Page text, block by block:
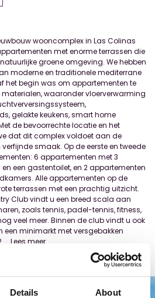
Details About
wooncomplex in Las Colinas
met enorme terrassen die
groene omgeving. We hebben
moderne en traditionele mediterrane
het begin was om appartementen te
waaronder vloerverwarming
gelakte keukens, smart home
de bevoorrechte locatie en het
dat dit complex voldoet aan de
smaak. Op de eerste en tweede
6 appartementen met 3
een gastentoilet, en 2 appartementen
Alle appartementen op de
terrassen met een prachtig uitzicht.
Club vindt u een breed scala aan
zoals tennis, padel-tennis, fitness,
veel meer. Binnen de club vindt u ook
een minimarkt met versgebakken
Lees meer